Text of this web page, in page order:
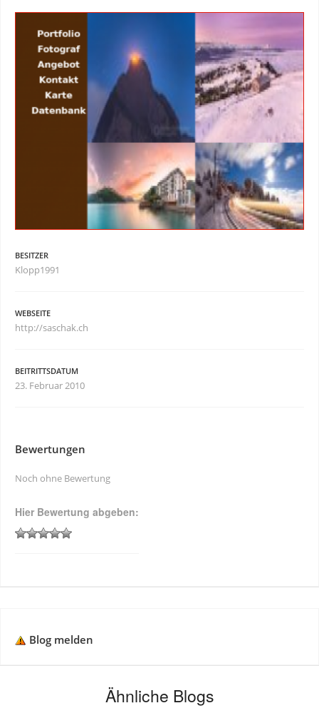
BESITZER
Klopp1991
WEBSEITE
http://saschak.ch
BEITRITTSDATUM
23. Februar 2010
Bewertungen
Noch ohne Bewertung
Hier Bewertung abgeben:
Blog melden
Ähnliche Blogs